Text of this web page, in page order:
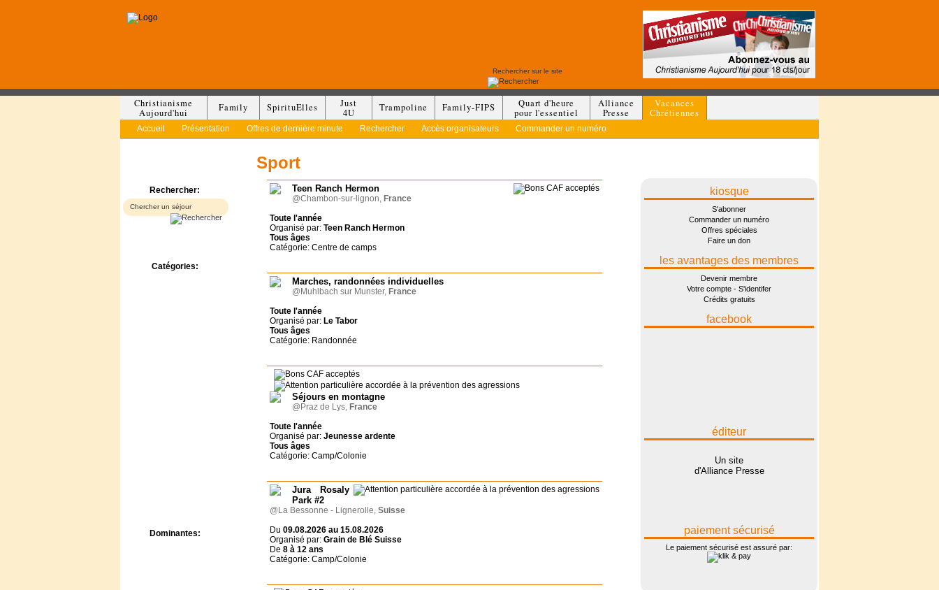
Christianisme
Aujourd'hui
Family SpirituElles
Just
4U
Trampoline Family-FIPS
Quart d'heure
pour l'essentiel
Alliance
Presse
Vacances
Chrétiennes
Accueil Présentation Offres de dernière minute Rechercher Accès organisateurs Commander un numéro
Rechercher:
Catégories:
Dominantes:
Sport
Teen Ranch Hermon
@Chambon-sur-lignon, France
Toute l'année
Organisé par: Teen Ranch Hermon
Tous âges
Catégorie: Centre de camps
Marches, randonnées individuelles
@Muhlbach sur Munster, France
Toute l'année
Organisé par: Le Tabor
Tous âges
Catégorie: Randonnée
Séjours en montagne
@Praz de Lys, France
Toute l'année
Organisé par: Jeunesse ardente
Tous âges
Catégorie: Camp/Colonie
Jura Rosaly
Park #2
@La Bessonne - Lignerolle, Suisse
Du 09.08.2026 au 15.08.2026
Organisé par: Grain de Blé Suisse
De 8 à 12 ans
Catégorie: Camp/Colonie
kiosque
S'abonner
Commander un numéro
Offres spéciales
Faire un don
les avantages des membres
Devenir membre
Votre compte - S'identifer
Crédits gratuits
facebook
éditeur
Un site
d'Alliance Presse
paiement sécurisé
Le paiement sécurisé est assuré par: